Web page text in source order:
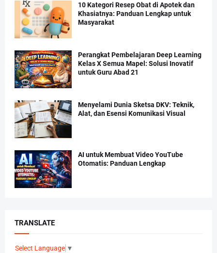
10 Kategori Resep Obat di Apotek dan
Khasiatnya: Panduan Lengkap untuk
Masyarakat
Perangkat Pembelajaran Deep Learning
Kelas X Semua Mapel: Solusi Inovatif
untuk Guru Abad 21
Menyelami Dunia Sketsa DKV: Teknik,
Alat, dan Esensi Komunikasi Visual
AI untuk Membuat Video YouTube
Otomatis: Panduan Lengkap
TRANSLATE
Select Language ▼